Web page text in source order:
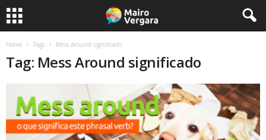
Home Tags Mess Around significado
Tag: Mess Around significado